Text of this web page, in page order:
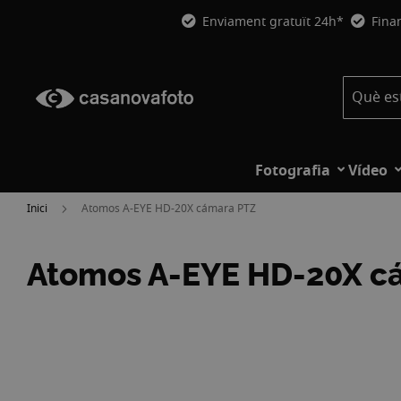
Enviament gratuït 24h*
Fotografia Vídeo
Inici Atomos A-EYE HD-20X cámara PTZ
Atomos A-EYE HD-20X